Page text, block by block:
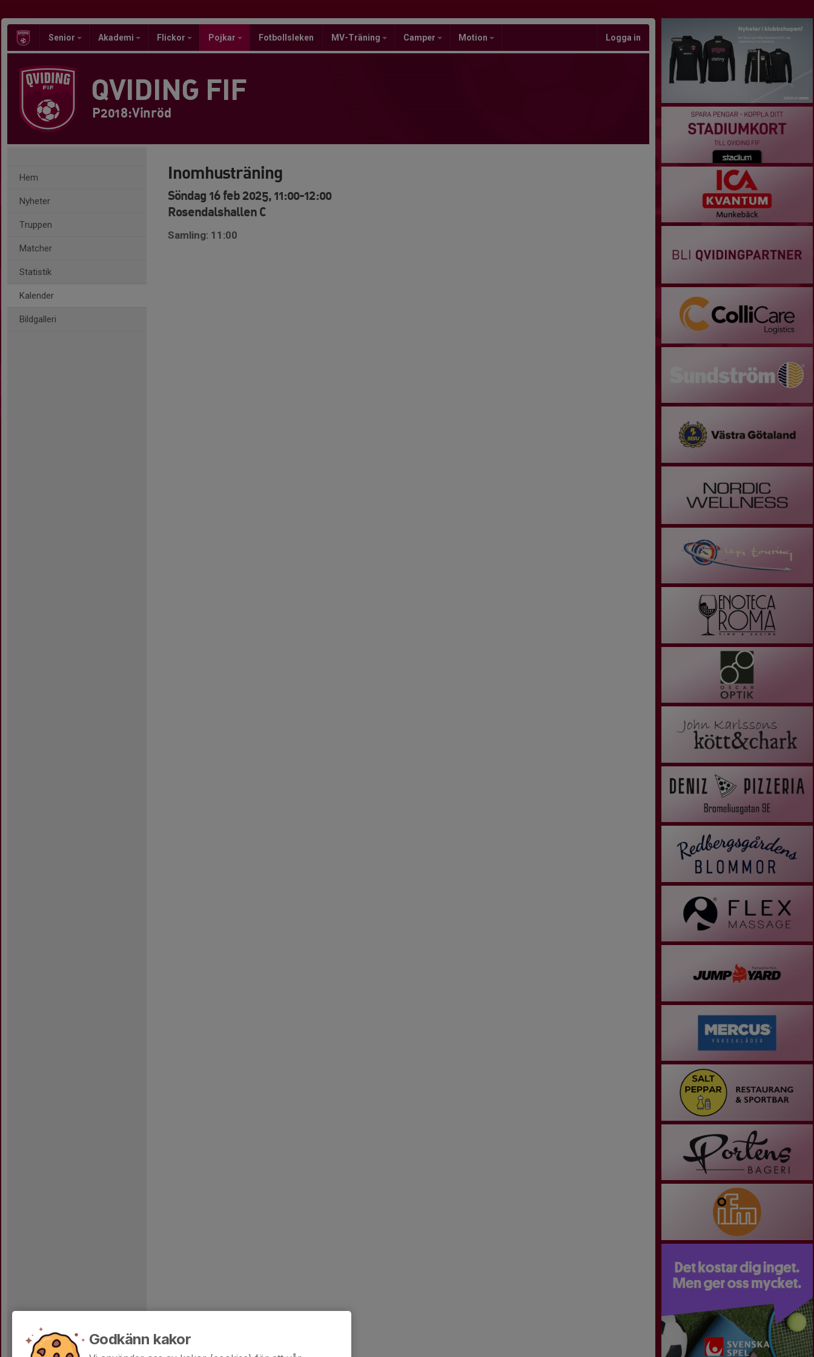
Senior Akademi Flickor Pojkar Fotbollsleken MV-Träning Camper Motion Logga in
QVIDING FIF
P2018:Vinröd
Hem
Nyheter
Truppen
Matcher
Statistik
Kalender
Bildgalleri
Inomhusträning
Söndag 16 feb 2025, 11:00-12:00
Rosendalshallen C
Samling: 11:00
Godkänn kakor